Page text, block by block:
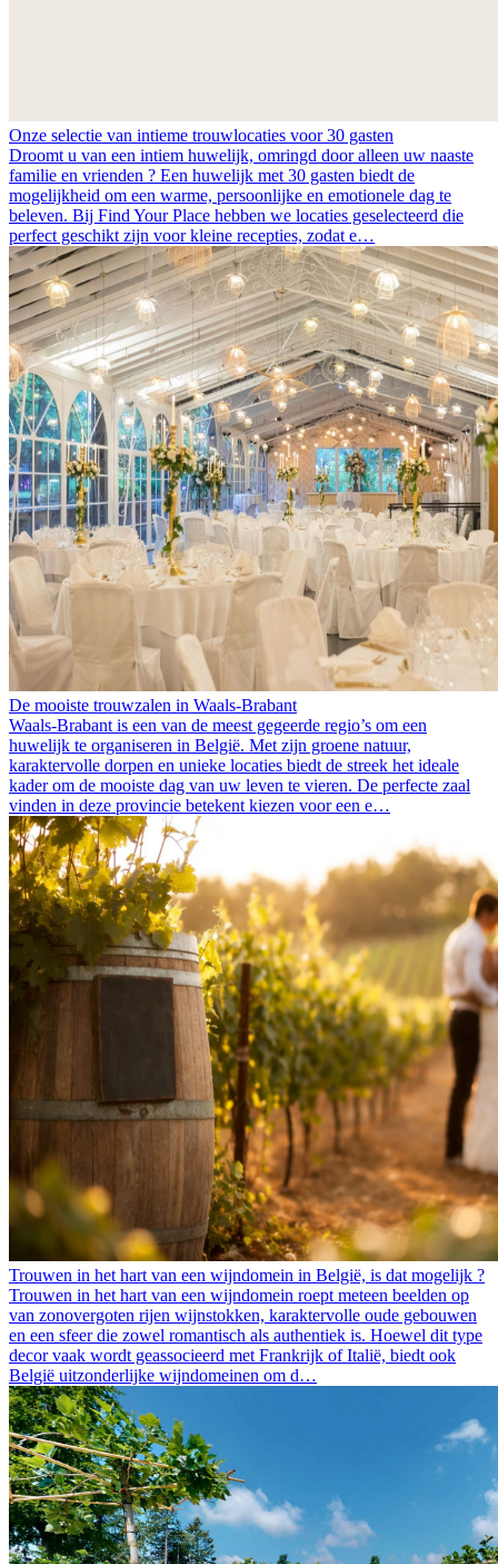
Onze selectie van intieme trouwlocaties voor 30 gasten
Droomt u van een intiem huwelijk, omringd door alleen uw naaste
familie en vrienden ? Een huwelijk met 30 gasten biedt de
mogelijkheid om een warme, persoonlijke en emotionele dag te
beleven. Bij Find Your Place hebben we locaties geselecteerd die
perfect geschikt zijn voor kleine recepties, zodat e…
De mooiste trouwzalen in Waals-Brabant
Waals-Brabant is een van de meest gegeerde regio’s om een
huwelijk te organiseren in België. Met zijn groene natuur,
karaktervolle dorpen en unieke locaties biedt de streek het ideale
kader om de mooiste dag van uw leven te vieren. De perfecte zaal
vinden in deze provincie betekent kiezen voor een e…
Trouwen in het hart van een wijndomein in België, is dat mogelijk ?
Trouwen in het hart van een wijndomein roept meteen beelden op
van zonovergoten rijen wijnstokken, karaktervolle oude gebouwen
en een sfeer die zowel romantisch als authentiek is. Hoewel dit type
decor vaak wordt geassocieerd met Frankrijk of Italië, biedt ook
België uitzonderlijke wijndomeinen om d…